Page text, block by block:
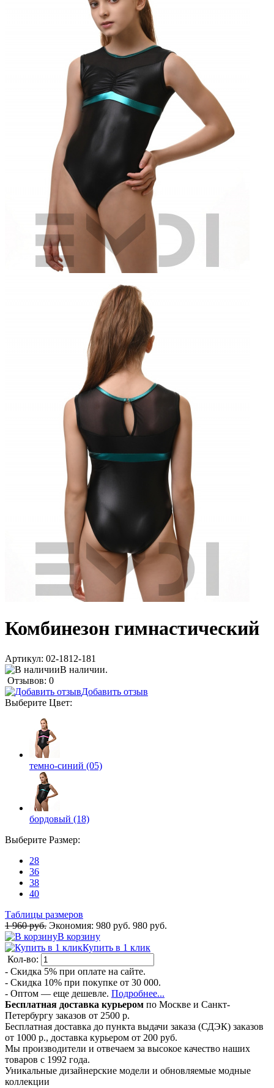
Комбинезон гимнастический
Артикул: 02-1812-181
В наличии.
Отзывов: 0
Добавить отзыв
Выберите Цвет:
темно-синий (05)
бордовый (18)
Выберите Размер:
28
36
38
40
Таблицы размеров
1 960 руб. Экономия: 980 руб. 980 руб.
В корзину
Купить в 1 клик
Кол-во:
- Скидка 5% при оплате на сайте.
- Скидка 10% при покупке от 30 000.
- Оптом — еще дешевле. Подробнее...
Бесплатная доставка курьером по Москве и Санкт-
Петербургу заказов от 2500 р.
Бесплатная доставка до пункта выдачи заказа (СДЭК) заказов
от 1000 р., доставка курьером от 200 руб.
Мы производители и отвечаем за высокое качество наших
товаров с 1992 года.
Уникальные дизайнерские модели и обновляемые модные
коллекции